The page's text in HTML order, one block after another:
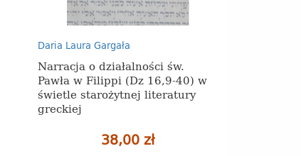
Daria Laura Gargała
Narracja o działalności św.
Pawła w Filippi (Dz 16,9‑40) w
świetle starożytnej literatury
greckiej
38,00 zł